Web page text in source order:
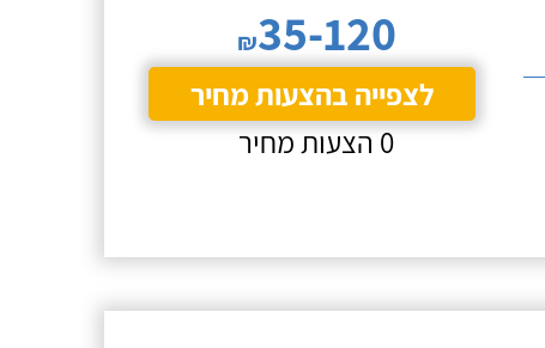
₪35-120
לצפייה בהצעות מחיר
0 הצעות מחיר